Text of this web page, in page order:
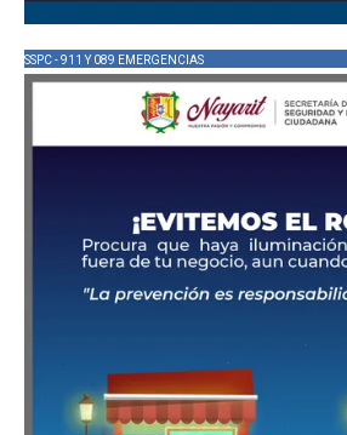
SSPC - 911 Y 089 EMERGENCIAS